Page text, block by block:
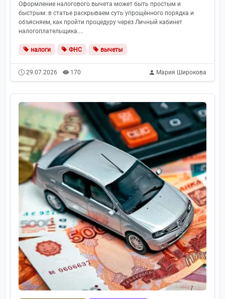
Оформление налогового вычета может быть простым и
быстрым: в статье раскрываем суть упрощённого порядка и
объясняем, как пройти процедуру через Личный кабинет
налогоплательщика....
налоги ФНС вычеты
29.07.2026 170 Мария Широкова